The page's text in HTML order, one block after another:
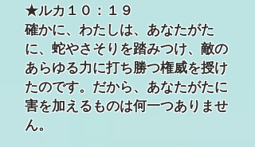
★ルカ１０：１９
確かに、わたしは、あなたがた
に、蛇やさそりを踏みつけ、敵の
あらゆる力に打ち勝つ権威を授け
たのです。だから、あなたがたに
害を加えるものは何一つありませ
ん。